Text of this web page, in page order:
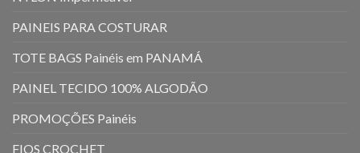
PAINEIS PARA COSTURAR
TOTE BAGS Painéis em PANAMÁ
PAINEL TECIDO 100% ALGODÃO
PROMOÇÕES Painéis
FIOS CROCHET